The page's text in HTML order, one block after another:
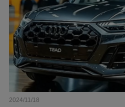
2024/11/18